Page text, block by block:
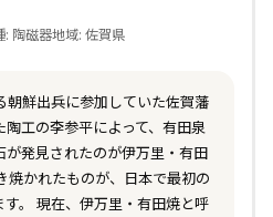
: 陶磁器地域: 佐賀県
朝鮮出兵に参加していた佐賀藩
工の李参平によって、有田泉
発見されたのが伊万里・有田
焼かれたものが、日本で最初の
。 現在、伊万里・有田焼と呼